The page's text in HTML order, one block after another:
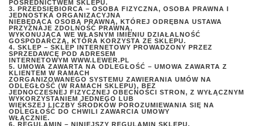
POŚREDNICTWEM SKLEPU.
3. PRZEDSIĘBIORCA – OSOBA FIZYCZNA, OSOBA PRAWNA I
JEDNOSTKA ORGANIZACYJNA
NIEBĘDĄCA OSOBĄ PRAWNĄ, KTÓREJ ODRĘBNA USTAWA
PRZYZNAJE ZDOLNOŚĆ PRAWNĄ,
WYKONUJĄCA WE WŁASNYM IMIENIU DZIAŁALNOŚĆ
GOSPODARCZĄ, KTÓRA KORZYSTA ZE SKLEPU.
4. SKLEP – SKLEP INTERNETOWY PROWADZONY PRZEZ
SPRZEDAWCĘ POD ADRESEM
INTERNETOWYM WWW.LEWER.PL
5. UMOWA ZAWARTA NA ODLEGŁOŚĆ – UMOWA ZAWARTA Z
KLIENTEM W RAMACH
ZORGANIZOWANEGO SYSTEMU ZAWIERANIA UMÓW NA
ODLEGŁOŚĆ (W RAMACH SKLEPU), BEZ
JEDNOCZESNEJ FIZYCZNEJ OBECNOŚCI STRON, Z WYŁĄCZNYM
WYKORZYSTANIEM JEDNEGO LUB
WIĘKSZEJ LICZBY ŚRODKÓW POROZUMIEWANIA SIĘ NA
ODLEGŁOŚĆ DO CHWILI ZAWARCIA UMOWY
WŁĄCZNIE.
6. REGULAMIN – NINIEJSZY REGULAMIN SKLEPU.